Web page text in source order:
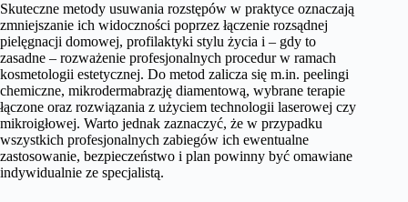
Skuteczne metody usuwania rozstępów w praktyce oznaczają
zmniejszanie ich widoczności poprzez łączenie rozsądnej
pielęgnacji domowej, profilaktyki stylu życia i – gdy to
zasadne – rozważenie profesjonalnych procedur w ramach
kosmetologii estetycznej. Do metod zalicza się m.in. peelingi
chemiczne, mikrodermabrazję diamentową, wybrane terapie
łączone oraz rozwiązania z użyciem technologii laserowej czy
mikroigłowej. Warto jednak zaznaczyć, że w przypadku
wszystkich profesjonalnych zabiegów ich ewentualne
zastosowanie, bezpieczeństwo i plan powinny być omawiane
indywidualnie ze specjalistą.